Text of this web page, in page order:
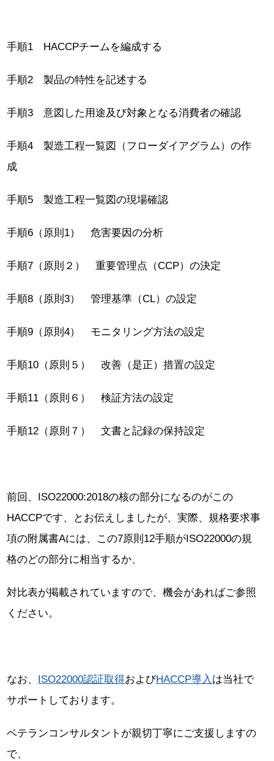
手順1 HACCPチームを編成する
手順2 製品の特性を記述する
手順3 意図した用途及び対象となる消費者の確認
手順4 製造工程一覧図（フローダイアグラム）の作
成
手順5 製造工程一覧図の現場確認
手順6（原則1） 危害要因の分析
手順7（原則２） 重要管理点（CCP）の決定
手順8（原則3） 管理基準（CL）の設定
手順9（原則4） モニタリング方法の設定
手順10（原則５） 改善（是正）措置の設定
手順11（原則６） 検証方法の設定
手順12（原則７） 文書と記録の保持設定
前回、ISO22000:2018の核の部分になるのがこの
HACCPです、とお伝えしましたが、実際、規格要求事
項の附属書Aには、この7原則12手順がISO22000の規
格のどの部分に相当するか、
対比表が掲載されていますので、機会があればご参照
ください。
なお、 ISO22000認証取得およびHACCP導入 は当社で
サポートしております。
ベテランコンサルタントが親切丁寧にご支援しますの
で、